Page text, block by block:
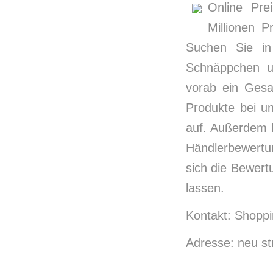
Online
Millionen
Suchen Sie
Schnäppchen
vorab ein
Produkte bei
auf. Außerdem
sich die
lassen.
Kontakt:
Adresse: neu